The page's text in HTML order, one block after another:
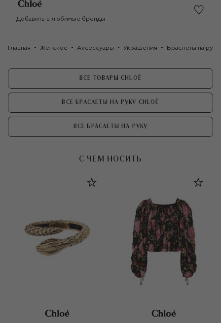
Добавить в любимые бренды
Главная Женское Аксессуары Украшения Браслеты на руку
ВСЕ ТОВАРЫ CHLOÉ
ВСЕ БРАСЛЕТЫ НА РУКУ CHLOÉ
ВСЕ БРАСЛЕТЫ НА РУКУ
С ЧЕМ НОСИТЬ